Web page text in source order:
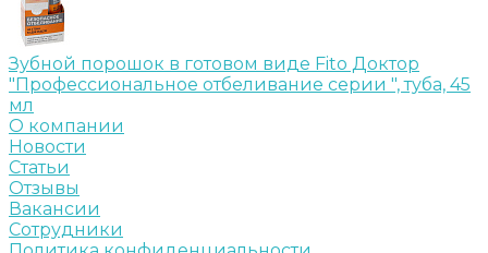
Зубной порошок в готовом виде Fito Доктор
"Профессиональное отбеливание серии ", туба, 45
мл
О компании
Новости
Статьи
Отзывы
Вакансии
Сотрудники